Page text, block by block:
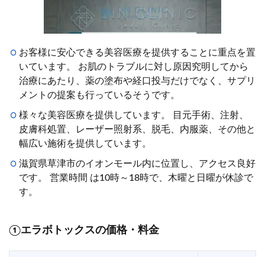
お客様に安心できる美容医療を提供することに重点を置
いています。 お肌のトラブルに対し原因究明してから
治療にあたり、薬の塗布や経口投与だけでなく、サプリ
メントの提案も行っているそうです。
様々な美容医療を提供しています。 目元手術、注射、
皮膚科処置、レーザー照射系、脱毛、内服薬、その他と
幅広い施術を提供しています。
滋賀県草津市のイオンモール内に位置し、アクセス良好
です。 営業時間 は10時～18時で、木曜と日曜が休診で
す。
①エラボトックスの価格・料金